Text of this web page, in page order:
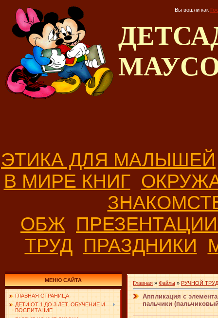
Вы вошли как
ЭТИКА ДЛЯ МАЛЫШЕЙ
В МИРЕ КНИГ
ОБЖ
ТРУД ПРАЗДНИКИ
МЕНЮ САЙТА
ГЛАВНАЯ СТРАНИЦА
ДЕТИ ОТ 1 ДО 3 ЛЕТ. ОБУЧЕНИЕ И
ВОСПИТАНИЕ
Главная » Файлы » РУЧНОЙ ТРУД
Аппликация с
пальчики